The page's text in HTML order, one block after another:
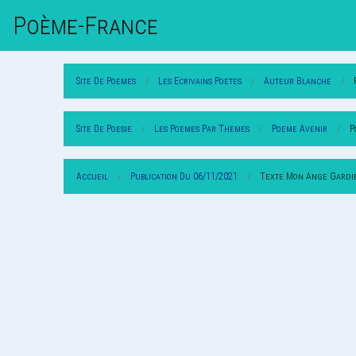
Poème-FrAnce
Site De Poemes Les Ecrivains Poetes Auteur Blanche
Site De Poesie Les Poemes Par Themes Poeme Avenir
Accueil Publication Du 06/11/2021 Texte Mon Ange